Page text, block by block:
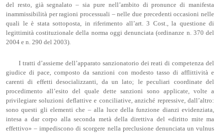
del resto, già segnalato – sia pure nell’ambito di pronunce di manifesta
inammissibilità per ragioni processuali – nelle due precedenti occasioni nelle
quali le è stata sottoposta, in riferimento all’art. 3 Cost., la questione di
legittimità costituzionale della norma oggi denunciata (ordinanze n. 370 del
2004 e n. 290 del 2003).
I tratti d’assieme dell’apparato sanzionatorio dei reati di competenza del
giudice di pace, composto da sanzioni con modesto tasso di afflittività e
carenti di effetti desocializzanti, da un lato; le peculiari coordinate del
procedimento all’esito del quale dette sanzioni sono applicate, volte a
privilegiare soluzioni deflattive e conciliative, anziché repressive, dall’altro:
sono questi gli elementi che – alla luce della funzione dianzi evidenziata,
intesa a dar corpo alla seconda metà della direttiva del «diritto mite ma
effettivo» – impediscono di scorgere nella preclusione denunciata un vulnus